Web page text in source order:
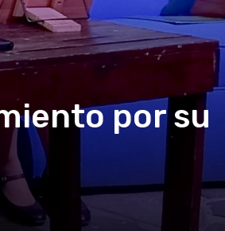
por su